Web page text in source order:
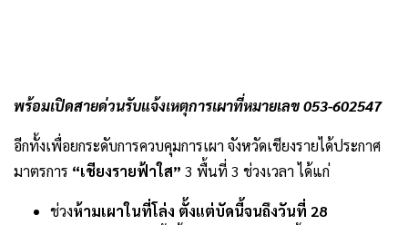
พร้อมเปิดสายด่วนรับแจ้งเหตุการเผาที่หมายเลข 053-602547
อีกทั้งเพื่อยกระดับการควบคุมการเผา จังหวัดเชียงรายได้ประกาศ
มาตรการ “เชียงรายฟ้าใส” 3 พื้นที่ 3 ช่วงเวลา ได้แก่
ช่วงห้ามเผาในที่โล่ง ตั้งแต่บัดนี้จนถึงวันที่ 28